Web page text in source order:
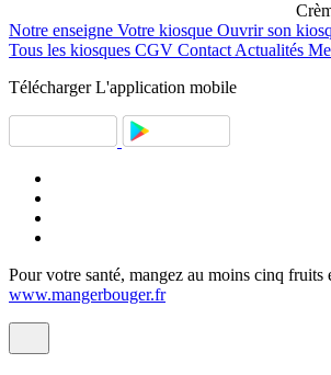
Notre enseigne Votre kiosque Ouvrir son
Tous les kiosques CGV Contact Actualités
Télécharger L'application mobile
Pour votre santé, mangez au moins cinq fruits
www.mangerbouger.fr